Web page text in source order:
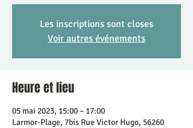
Les inscriptions sont closes
Voir autres événements
Heure et lieu
05 mai 2023, 15:00 – 17:00
Larmor-Plage, 7bis Rue Victor Hugo, 56260